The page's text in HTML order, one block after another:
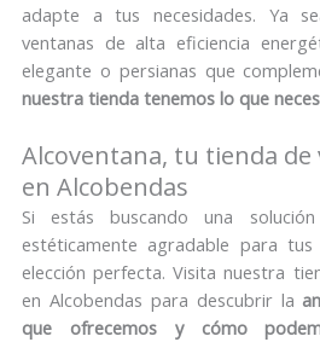
adapte a tus necesidades. Ya
ventanas de alta eficiencia
elegante o persianas que
nuestra tienda tenemos lo que
Alcoventana, tu tienda de
en Alcobendas
Si estás buscando una
estéticamente agradable para
elección perfecta. Visita nuestra
en Alcobendas para descubrir la
que ofrecemos y cómo